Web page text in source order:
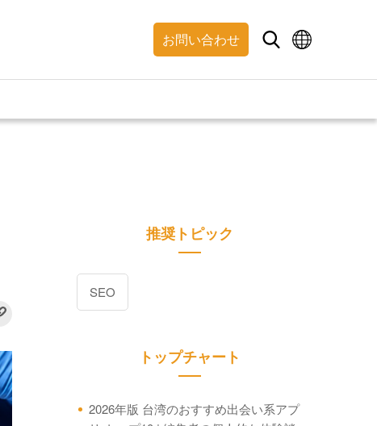
お問い合わせ
推奨トピック
SEO
トップチャート
2026年版 台湾のおすすめ出会い系アプ